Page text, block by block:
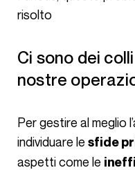
risolto
Ci sono dei colli di bottiglia nelle
nostre
Per gestire al meglio l’agenzia, è fondamentale
individuare le sfide
aspetti come le